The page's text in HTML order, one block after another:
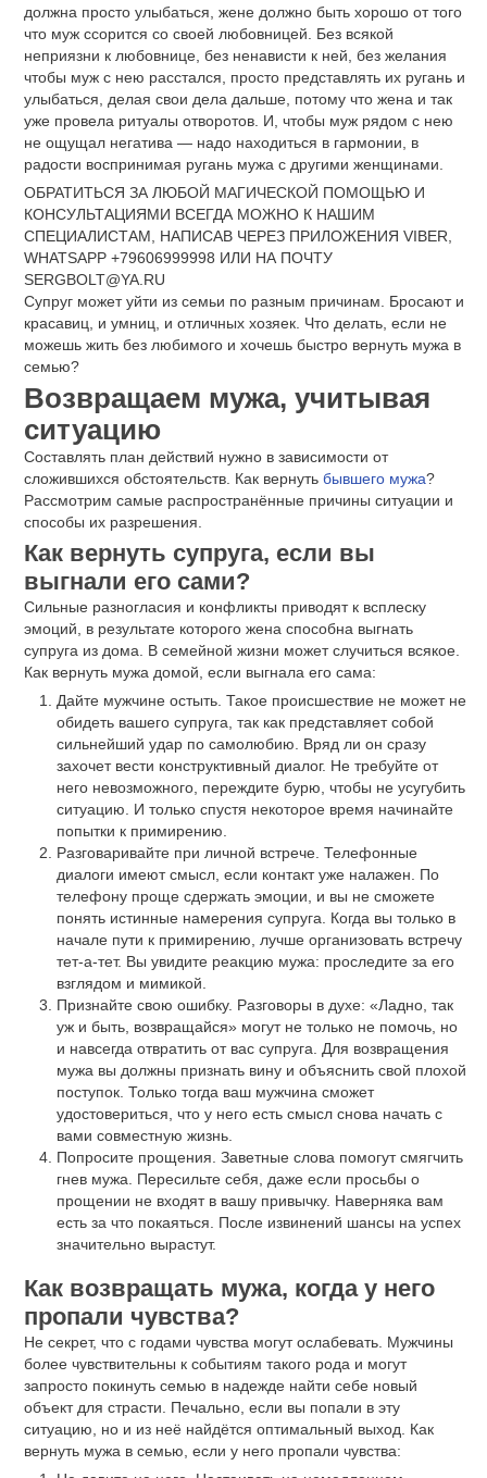
должна просто улыбаться, жене должно быть хорошо от того
что муж ссорится со своей любовницей. Без всякой
неприязни к любовнице, без ненависти к ней, без желания
чтобы муж с нею расстался, просто представлять их ругань и
улыбаться, делая свои дела дальше, потому что жена и так
уже провела ритуалы отворотов. И, чтобы муж рядом с нею
не ощущал негатива — надо находиться в гармонии, в
радости воспринимая ругань мужа с другими женщинами.
ОБРАТИТЬСЯ ЗА ЛЮБОЙ МАГИЧЕСКОЙ ПОМОЩЬЮ И
КОНСУЛЬТАЦИЯМИ ВСЕГДА МОЖНО К НАШИМ
СПЕЦИАЛИСТАМ, НАПИСАВ ЧЕРЕЗ ПРИЛОЖЕНИЯ VIBER,
WHATSAPP +79606999998 ИЛИ НА ПОЧТУ
SERGBOLT@YA.RU
Супруг может уйти из семьи по разным причинам. Бросают и
красавиц, и умниц, и отличных хозяек. Что делать, если не
можешь жить без любимого и хочешь быстро вернуть мужа в
семью?
Возвращаем мужа, учитывая
ситуацию
Составлять план действий нужно в зависимости от
сложившихся обстоятельств. Как вернуть бывшего мужа?
Рассмотрим самые распространённые причины ситуации и
способы их разрешения.
Как вернуть супруга, если вы
выгнали его сами?
Сильные разногласия и конфликты приводят к всплеску
эмоций, в результате которого жена способна выгнать
супруга из дома. В семейной жизни может случиться всякое.
Как вернуть мужа домой, если выгнала его сама:
Дайте мужчине остыть. Такое происшествие не может не
обидеть вашего супруга, так как представляет собой
сильнейший удар по самолюбию. Вряд ли он сразу
захочет вести конструктивный диалог. Не требуйте от
него невозможного, переждите бурю, чтобы не усугубить
ситуацию. И только спустя некоторое время начинайте
попытки к примирению.
Разговаривайте при личной встрече. Телефонные
диалоги имеют смысл, если контакт уже налажен. По
телефону проще сдержать эмоции, и вы не сможете
понять истинные намерения супруга. Когда вы только в
начале пути к примирению, лучше организовать встречу
тет-а-тет. Вы увидите реакцию мужа: проследите за его
взглядом и мимикой.
Признайте свою ошибку. Разговоры в духе: «Ладно, так
уж и быть, возвращайся» могут не только не помочь, но
и навсегда отвратить от вас супруга. Для возвращения
мужа вы должны признать вину и объяснить свой плохой
поступок. Только тогда ваш мужчина сможет
удостовериться, что у него есть смысл снова начать с
вами совместную жизнь.
Попросите прощения. Заветные слова помогут смягчить
гнев мужа. Пересильте себя, даже если просьбы о
прощении не входят в вашу привычку. Наверняка вам
есть за что покаяться. После извинений шансы на успех
значительно вырастут.
Как возвращать мужа, когда у него
пропали чувства?
Не секрет, что с годами чувства могут ослабевать. Мужчины
более чувствительны к событиям такого рода и могут
запросто покинуть семью в надежде найти себе новый
объект для страсти. Печально, если вы попали в эту
ситуацию, но и из неё найдётся оптимальный выход. Как
вернуть мужа в семью, если у него пропали чувства: